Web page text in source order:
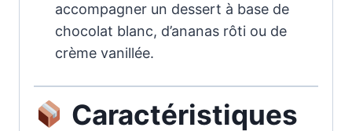
accompagner un dessert à base de
chocolat blanc, d’ananas rôti ou de
crème vanillée.
Caractéristiques